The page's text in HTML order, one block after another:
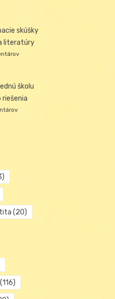
skúšky
literatúry
školu
(20)